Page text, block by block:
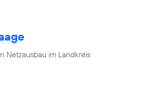
Netzausbau im Landkreis